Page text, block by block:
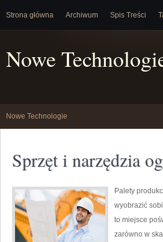
Strona główna Archiwum Spis Treści
Nowe
Nowe Technologie
Sprzęt i narzędzia
Palety
wyobrazić
to miejsce
zarówno w